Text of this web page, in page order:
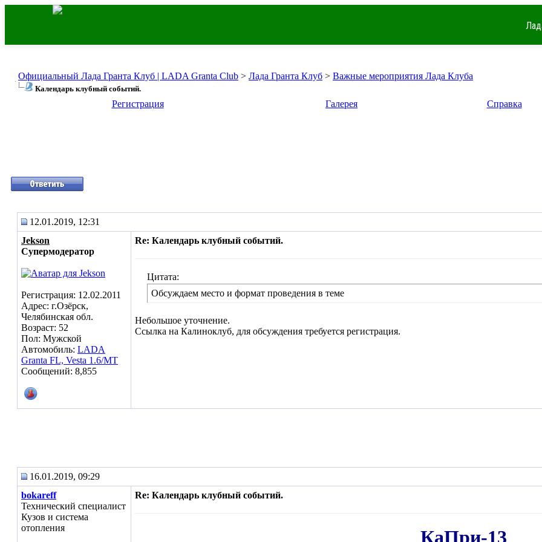
Официальный Лада Гранта Клуб | LADA Granta Club > Лада Гранта Клуб > Важные мероприятия Лада Клуба
Календарь клубный событий.
Регистрация Галерея Справка
12.01.2019, 12:31
Jekson
Супермодератор
Регистрация: 12.02.2011
Адрес: г.Озёрск,
Челябинская обл.
Возраст: 52
Пол: Мужской
Автомобиль: LADA
Granta FL, Vesta 1.6/МТ
Сообщений: 8,855
Re: Календарь клубный событий.
Цитата:
Обсуждаем место и формат проведения в теме
Небольшое уточнение.
Ссылка на Калиноклуб, для обсуждения требуется регистрация.
16.01.2019, 09:29
bokareff
Технический специалист
Кузов и система
отопления
Re: Календарь клубный событий.
КаПри-13